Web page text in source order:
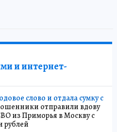
и интернет-
слово и отдала сумку с
отправили вдову
из Приморья в Москву с
рублей